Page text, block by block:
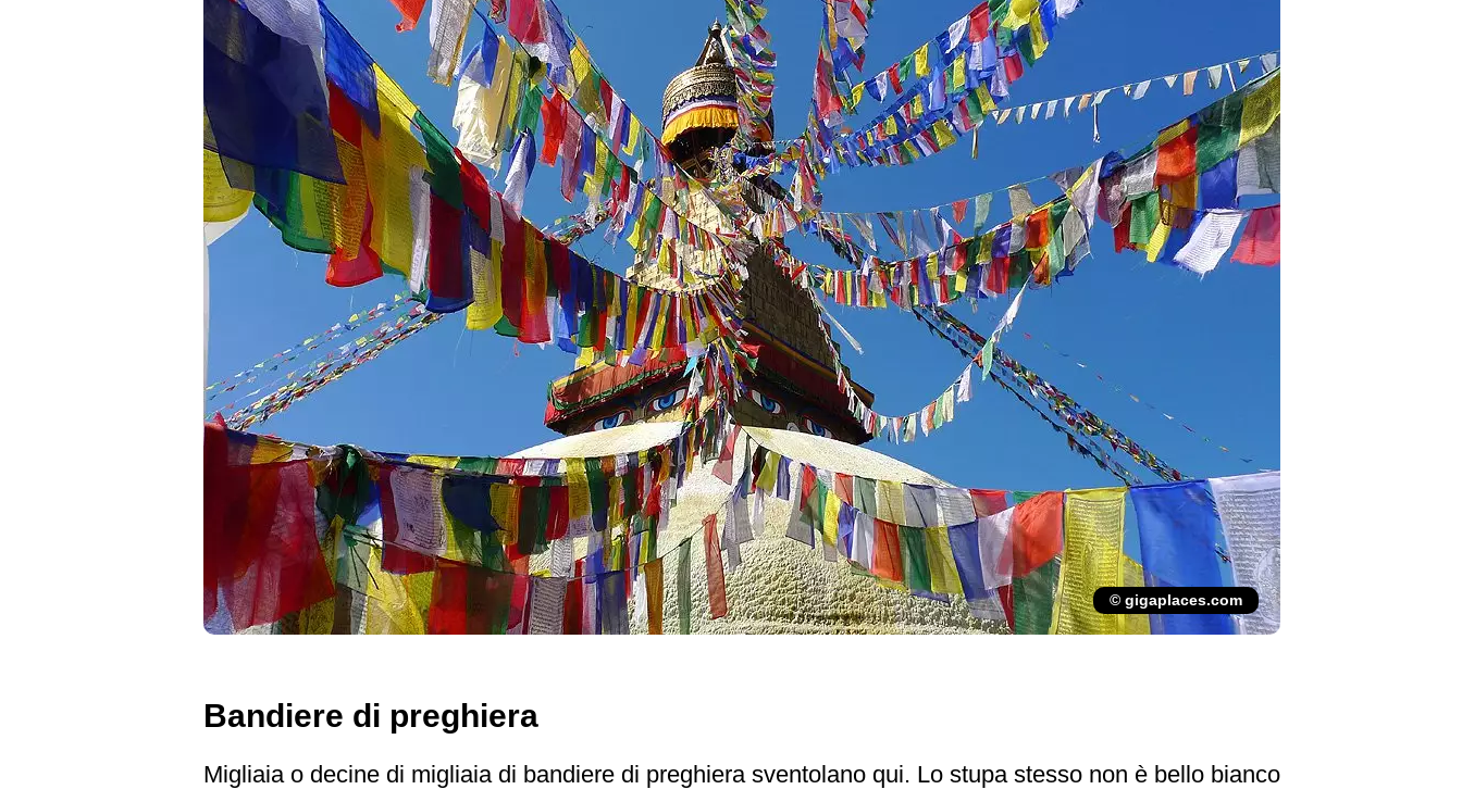
© gigaplaces.com
Bandiere di preghiera
Migliaia o decine di migliaia di bandiere di preghiera sventolano qui. Lo stupa stesso non è bello bianco